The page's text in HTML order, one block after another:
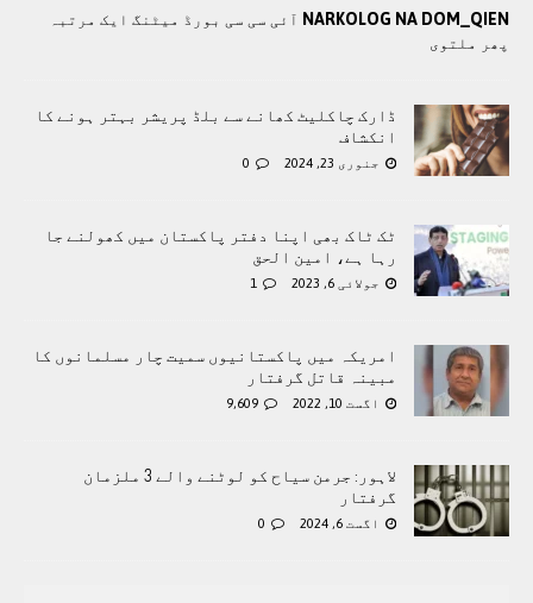
NARKOLOG NA DOM_QIEN آئی سی سی بورڈ میٹنگ ایک مرتبہ
پھر ملتوی
ڈارک چاکلیٹ کھانے سے بلڈ پریشر بہتر ہونے کا
انکشاف
جنوری 23, 2024 0
ٹک ٹاک بھی اپنا دفتر پاکستان میں کھولنے جا
رہا ہے، امین الحق
جولائی 6, 2023 1
امریکہ میں پاکستانیوں سمیت چار مسلمانوں کا
مبینہ قاتل گرفتار
اگست 10, 2022 9,609
لاہور: جرمن سیاح کو لوٹنے والے 3 ملزمان
گرفتار
اگست 6, 2024 0